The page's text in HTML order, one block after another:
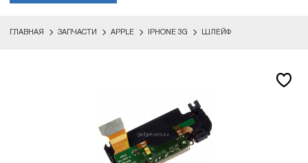
ГЛАВНАЯ ЗАПЧАСТИ APPLE IPHONE 3G ШЛЕЙФ